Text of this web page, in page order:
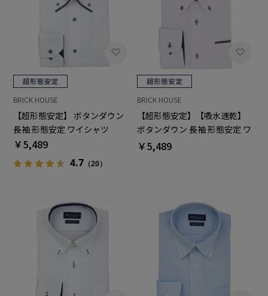
BRICK HOUSE
【超形態安定】 ボタンダウン
長袖 形態安定 ワイシャツ
￥5,489
4.7（20）
BRICK HOUSE
【超形態安定】【吸水速乾】
ボタンダウン 長袖 形態安定 ワ
イシャツ
￥5,489